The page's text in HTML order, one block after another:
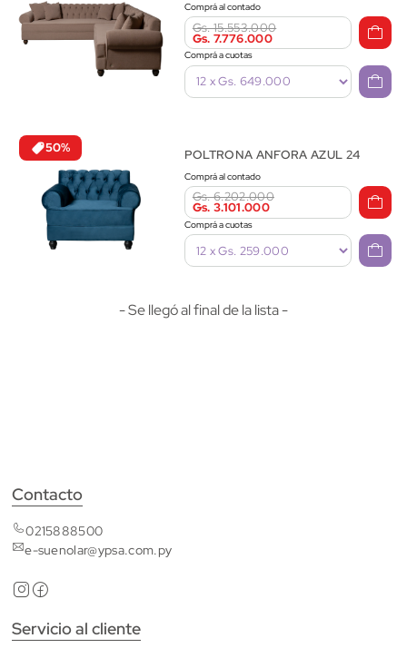
Comprá al contado
Gs. 15.553.000
Gs. 7.776.000
Comprá a cuotas
50% POLTRONA ANFORA AZUL 24
Comprá al contado
Gs. 6.202.000
Gs. 3.101.000
Comprá a cuotas
- Se llegó al final de la lista -
Contacto
0215888500
e-suenolar@ypsa.com.py
Servicio al cliente